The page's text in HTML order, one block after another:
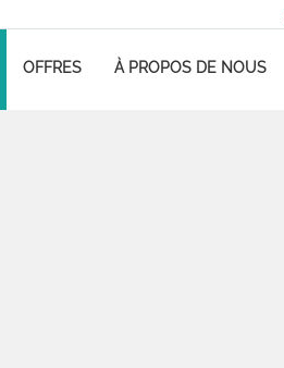
OFFRES À PROPOS DE NOUS